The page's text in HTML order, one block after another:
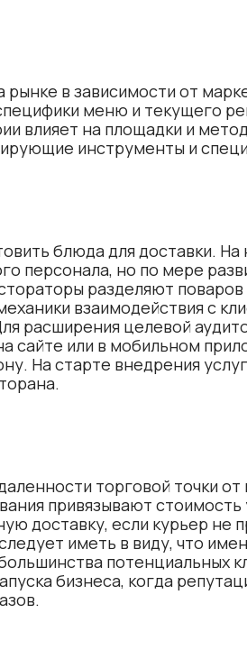
в зависимости от
меню и текущего
влияет на площадки и
инструменты и
блюда для доставки. На
персонала, но по мере
разделяют
взаимодействия с
расширения целевой
сайте или в мобильном
На старте внедрения
торговой точки
привязывают стоимость
доставку, если курьер не
иметь в виду, что
потенциальных
бизнеса, когда